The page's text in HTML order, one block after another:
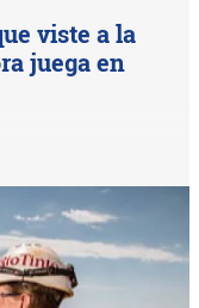
viste a la
juega en